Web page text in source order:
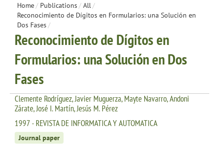
Home/ Publications/ All/
Reconocimiento de Dígitos en Formularios: una Solución en
Dos Fases/
Reconocimiento de Dígitos en
Formularios: una Solución en Dos
Fases
Clemente Rodríguez, Javier Muguerza, Mayte Navarro, Andoni
Zárate, José I. Martín, Jesús M. Pérez
1997 - REVISTA DE INFORMATICA Y AUTOMATICA
Journal paper